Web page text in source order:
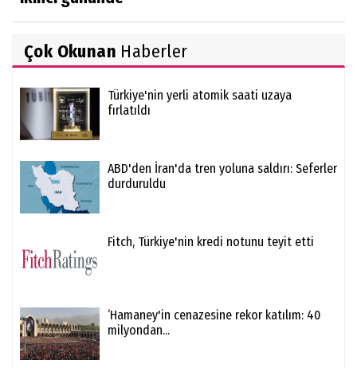
Çok Okunan Haberler
Türkiye'nin yerli atomik saati uzaya
fırlatıldı
ABD'den İran'da tren yoluna saldırı: Seferler
durduruldu
Fitch, Türkiye'nin kredi notunu teyit etti
‘Hamaney'in cenazesine rekor katılım: 40
milyondan...